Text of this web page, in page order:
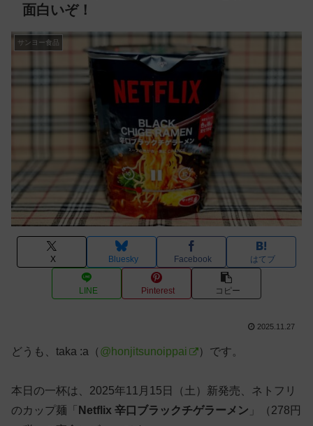
面白いぞ！
サンヨー食品
X Bluesky Facebook はてブ
LINE Pinterest コピー
2025.11.27
どうも、taka :a（ @honjitsunoippai ）です。
本日の一杯は、2025年11月15日（土）新発売、ネトフリ
のカップ麺「 Netflix 辛口ブラックチゲラーメン 」（278円